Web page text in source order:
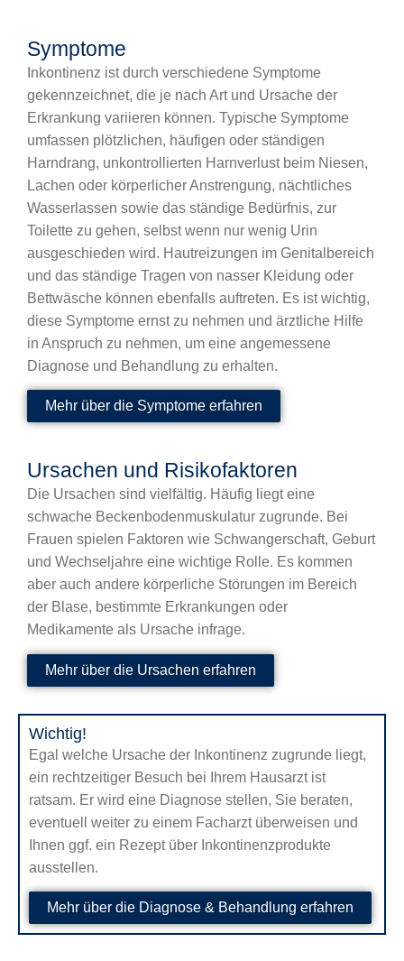
Symptome
Inkontinenz ist durch verschiedene Symptome
gekennzeichnet, die je nach Art und Ursache der
Erkrankung variieren können. Typische Symptome
umfassen plötzlichen, häufigen oder ständigen
Harndrang, unkontrollierten Harnverlust beim Niesen,
Lachen oder körperlicher Anstrengung, nächtliches
Wasserlassen sowie das ständige Bedürfnis, zur
Toilette zu gehen, selbst wenn nur wenig Urin
ausgeschieden wird. Hautreizungen im Genitalbereich
und das ständige Tragen von nasser Kleidung oder
Bettwäsche können ebenfalls auftreten. Es ist wichtig,
diese Symptome ernst zu nehmen und ärztliche Hilfe
in Anspruch zu nehmen, um eine angemessene
Diagnose und Behandlung zu erhalten.
Mehr über die Symptome erfahren
Ursachen und Risikofaktoren
Die Ursachen sind vielfältig. Häufig liegt eine
schwache Beckenbodenmuskulatur zugrunde. Bei
Frauen spielen Faktoren wie Schwangerschaft, Geburt
und Wechseljahre eine wichtige Rolle. Es kommen
aber auch andere körperliche Störungen im Bereich
der Blase, bestimmte Erkrankungen oder
Medikamente als Ursache infrage.
Mehr über die Ursachen erfahren
Wichtig!
Egal welche Ursache der Inkontinenz zugrunde liegt,
ein rechtzeitiger Besuch bei Ihrem Hausarzt ist
ratsam. Er wird eine Diagnose stellen, Sie beraten,
eventuell weiter zu einem Facharzt überweisen und
Ihnen ggf. ein Rezept über Inkontinenzprodukte
ausstellen.
Mehr über die Diagnose & Behandlung erfahren